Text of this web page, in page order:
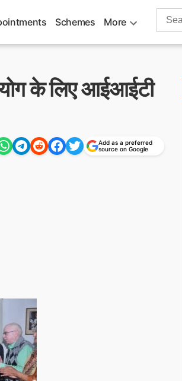
Schemes More
Search
के लिए आईआईटी
Add as a preferred
source on Google